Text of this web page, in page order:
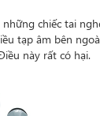
chiếc tai
tạp âm bên
này rất có hại.